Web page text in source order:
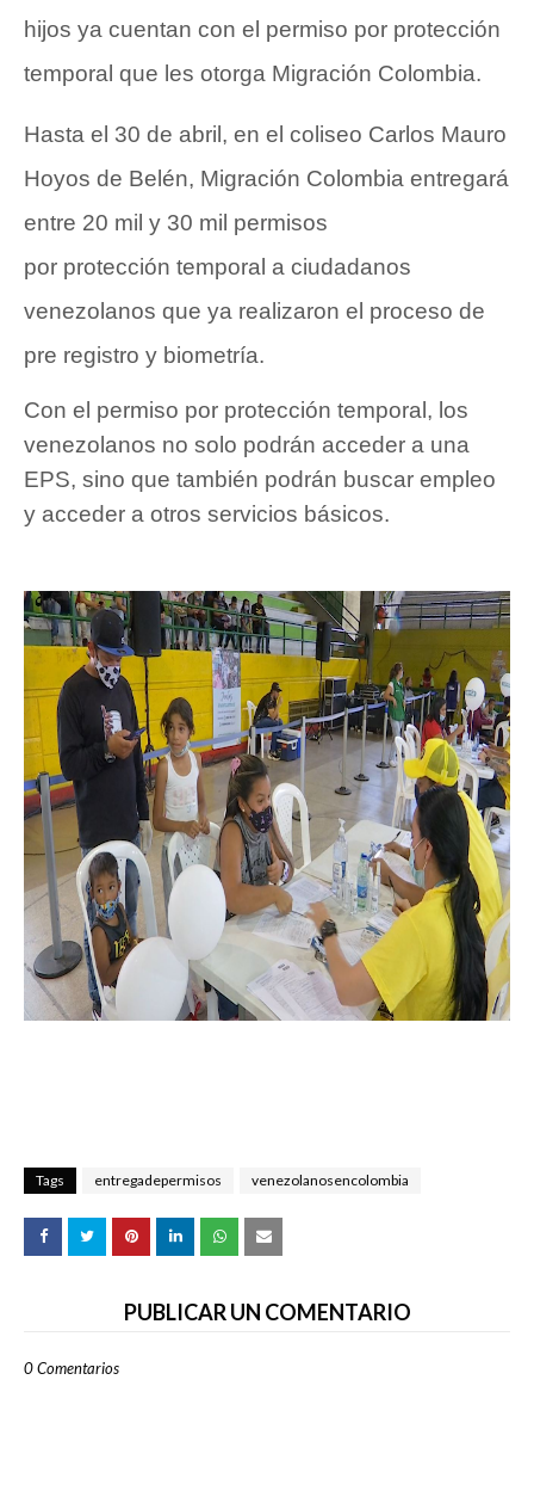
hijos ya cuentan con el permiso por protección
temporal que les otorga Migración Colombia.
Hasta el 30 de abril, en el coliseo Carlos Mauro
Hoyos de Belén, Migración Colombia entregará
entre 20 mil y 30 mil permisos
por protección temporal a ciudadanos
venezolanos que ya realizaron el proceso de
pre registro y biometría.
Con el permiso por protección temporal, los
venezolanos no solo podrán acceder a una
EPS, sino que también podrán buscar empleo
y acceder a otros servicios básicos.
Tags entregadepermisos venezolanosencolombia
PUBLICAR UN COMENTARIO
0 Comentarios